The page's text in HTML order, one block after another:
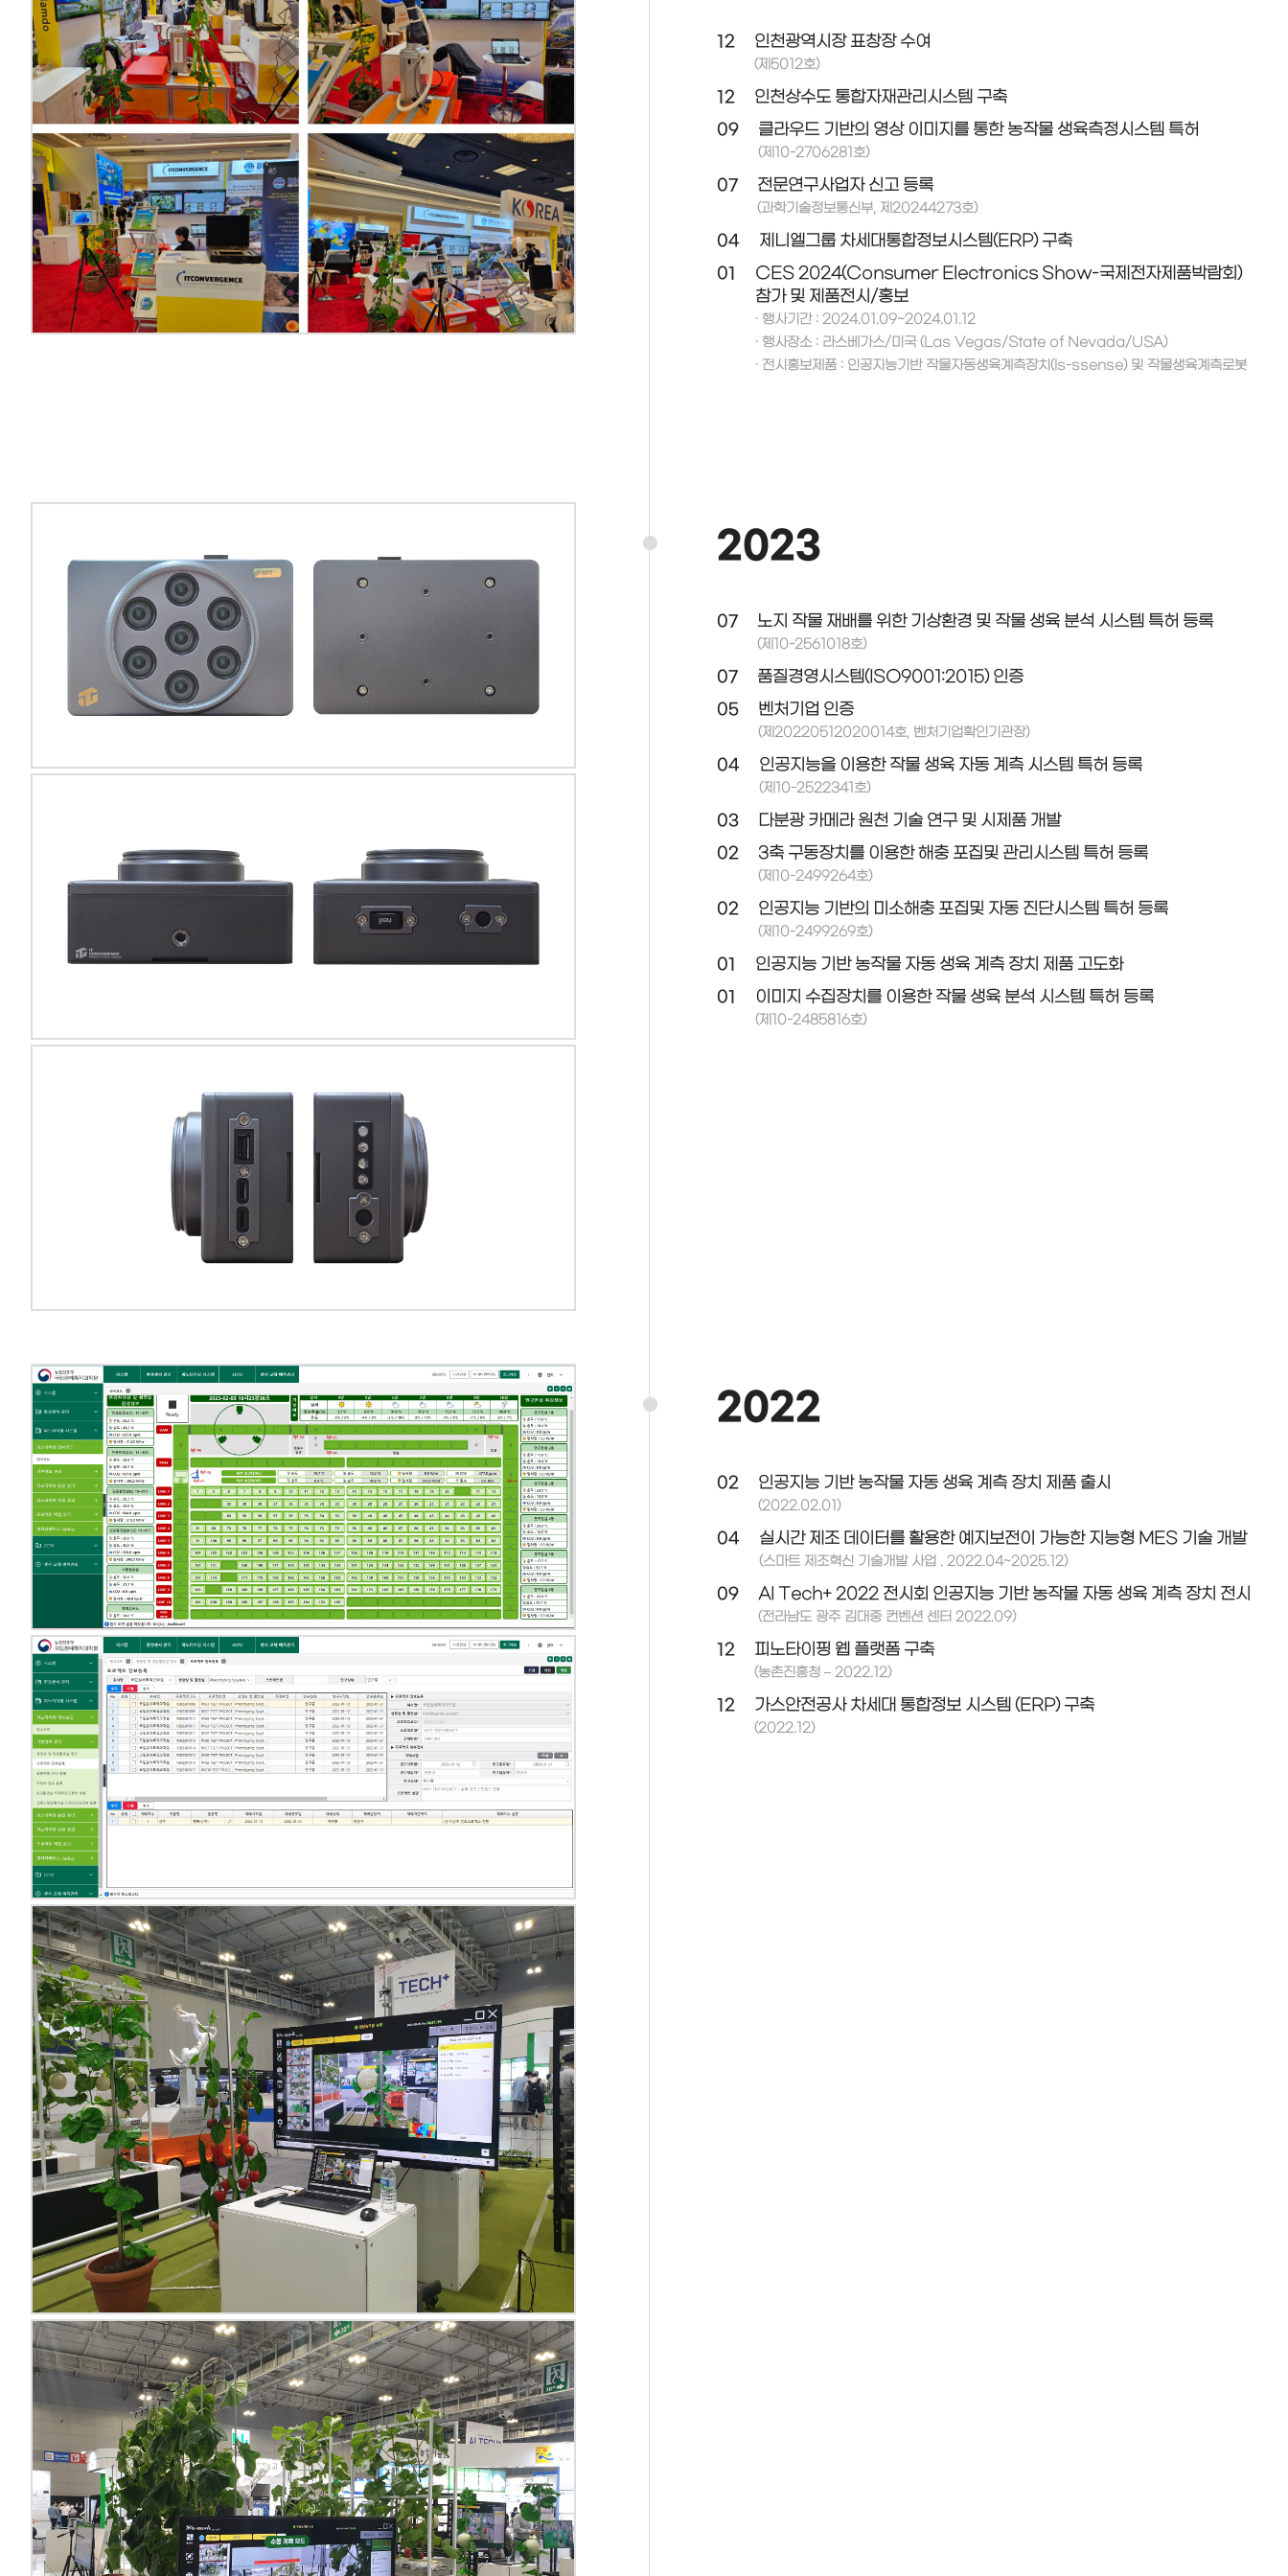
12 인천광역시장 표창장 수여
(제5012호)
12
인천상수도 통합자재관리시스템 구축
09
클라우드 기반의 영상 이미지를 통한 농작물 생육측정시스템 특허
(제10-2706281호)
07 전문연구사업자 신고 등록
(과학기술정보통신부, 제20244273호)
04
제니엘그룹 차세대통합정보시스템(ERP) 구축
01
CES 2024(Consumer Electronics Show-국제전자제품박람회)
참가 및 제품전시/홍보
· 행사기간 : 2024.01.09~2024.01.12
· 행사장소 : 라스베가스/미국 (Las Vegas/State of Nevada/USA)
· 전시홍보제품 : 인공지능기반 작물자동생육계측장치(Is-ssense) 및 작물생육계측로봇
2023
07 노지 작물 재배를 위한 기상환경 및 작물 생육 분석 시스템 특허 등록
(제10-2561018호)
07
품질경영시스템(ISO9001:2015) 인증
05
벤처기업 인증
(제20220512020014호, 벤처기업확인기관장)
04 인공지능을 이용한 작물 생육 자동 계측 시스템 특허 등록
(제10-2522341호)
03
다분광 카메라 원천 기술 연구 및 시제품 개발
02
3축 구동장치를 이용한 해충 포집및 관리시스템 특허 등록
(제10-2499264호)
02 인공지능 기반의 미소해충 포집및 자동 진단시스템 특허 등록
(제10-2499269호)
01
인공지능 기반 농작물 자동 생육 계측 장치 제품 고도화
01
이미지 수집장치를 이용한 작물 생육 분석 시스템 특허 등록
(제10-2485816호)
2022
02 인공지능 기반 농작물 자동 생육 계측 장치 제품 출시
(2022.02.01)
04 실시간 제조 데이터를 활용한 예지보전이 가능한 지능형 MES 기술 개발
(스마트 제조혁신 기술개발 사업 . 2022.04~2025.12)
09 AI Tech+ 2022 전시회 인공지능 기반 농작물 자동 생육 계측 장치 전시
(전라남도 광주 김대중 컨벤션 센터 2022.09)
12 피노타이핑 웹 플랫폼 구축
(농촌진흥청 – 2022.12)
12 가스안전공사 차세대 통합정보 시스템 (ERP) 구축
(2022.12)